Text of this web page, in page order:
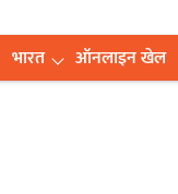
भारत ऑनलाइन खेल